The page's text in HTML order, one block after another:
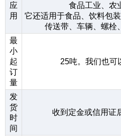
应
用
食品工业、农
它还适用于食品、饮料包
传送带、车辆、螺栓
最
小
起
订
量
25吨。我们也可
发
货
时
间
收到定金或信用证